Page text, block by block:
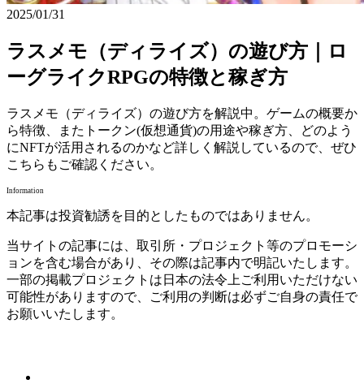
2025/01/31
ラスメモ（ディライズ）の遊び方｜ロ
ーグライクRPGの特徴と稼ぎ方
ラスメモ（ディライズ）の遊び方を解説中。ゲームの概要か
ら特徴、またトークン(仮想通貨)の用途や稼ぎ方、どのよう
にNFTが活用されるのかなど詳しく解説しているので、ぜひ
こちらもご確認ください。
Information
本記事は投資勧誘を目的としたものではありません。
当サイトの記事には、取引所・プロジェクト等のプロモーシ
ョンを含む場合があり、その際は記事内で明記いたします。
一部の掲載プロジェクトは日本の法令上ご利用いただけない
可能性がありますので、ご利用の判断は必ずご自身の責任で
お願いいたします。